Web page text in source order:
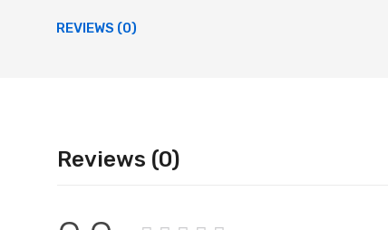
REVIEWS (0)
Reviews (0)